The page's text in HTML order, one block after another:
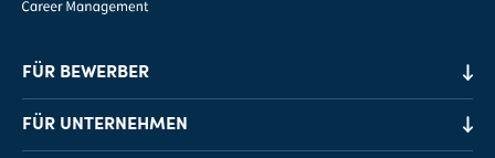
FÜR BEWERBER
Job-Finder
Karriereberatung
FÜR UNTERNEHMEN